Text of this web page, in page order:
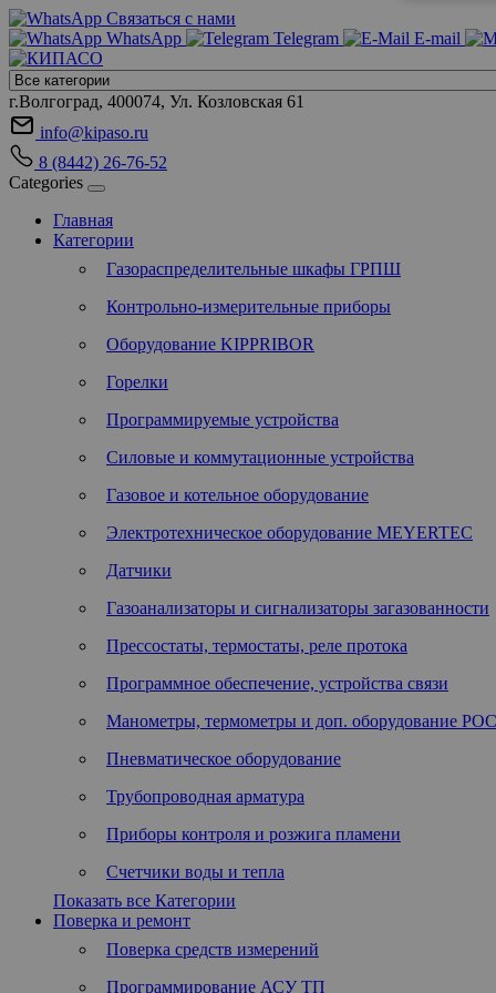
Связаться с нами
WhatsApp
Telegram E-mail
г.Волгоград, 400074, Ул. Козловская 61
info@kipaso.ru
8 (8442) 26-76-52
Categories
Главная
Категории
Газораспределительные шкафы ГРПШ
Контрольно-измерительные приборы
Оборудование KIPPRIBOR
Горелки
Программируемые устройства
Силовые и коммутационные устройства
Газовое и котельное оборудование
Электротехническое оборудование MEYERTEC
Датчики
Газоанализаторы и сигнализаторы загазованности
Прессостаты, термостаты, реле протока
Программное обеспечение, устройства связи
Манометры, термометры и доп. оборудование
Пневматическое оборудование
Трубопроводная арматура
Приборы контроля и розжига пламени
Счетчики воды и тепла
Показать все Категории
Поверка и ремонт
Поверка средств измерений
Программирование АСУ ТП